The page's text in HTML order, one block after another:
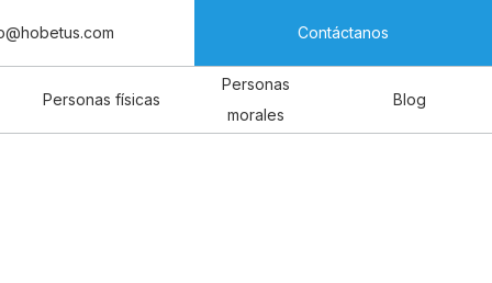
Contáctanos
Personas físicas
Personas
morales
Blog